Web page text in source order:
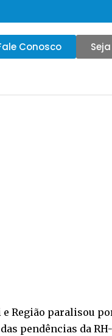
Conosco
Região paralisou
pendências da